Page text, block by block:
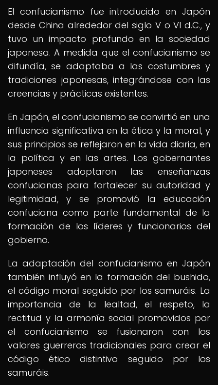
El confucianismo fue introducido en Japón
desde China alrededor del siglo V o VI d.C., y
tuvo un impacto profundo en la sociedad
japonesa. A medida que el confucianismo se
difundía, se adaptaba a las costumbres y
tradiciones japonesas, integrándose con las
creencias y prácticas existentes.
En Japón, el confucianismo se convirtió en una
influencia significativa en la ética y la moral, y
sus principios se reflejaron en la vida diaria, en
la política y en las artes. Los gobernantes
japoneses adoptaron las enseñanzas
confucianas para fortalecer su autoridad y
legitimidad, y se promovió la educación
confuciana como parte fundamental de la
formación de los líderes y funcionarios del
gobierno.
La adaptación del confucianismo en Japón
también influyó en la formación del bushido,
el código moral seguido por los samuráis. La
importancia de la lealtad, el respeto, la
rectitud y la armonía social promovidos por
el confucianismo se fusionaron con los
valores guerreros tradicionales para crear el
código ético distintivo seguido por los
samuráis.